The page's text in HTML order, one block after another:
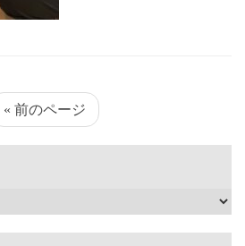
« 前のページ